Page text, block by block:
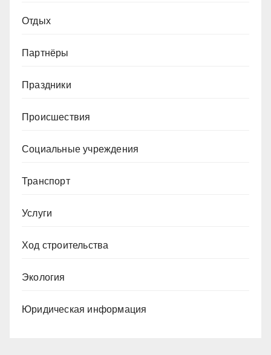
Отдых
Партнёры
Праздники
Происшествия
Социальные учреждения
Транспорт
Услуги
Ход строительства
Экология
Юридическая информация